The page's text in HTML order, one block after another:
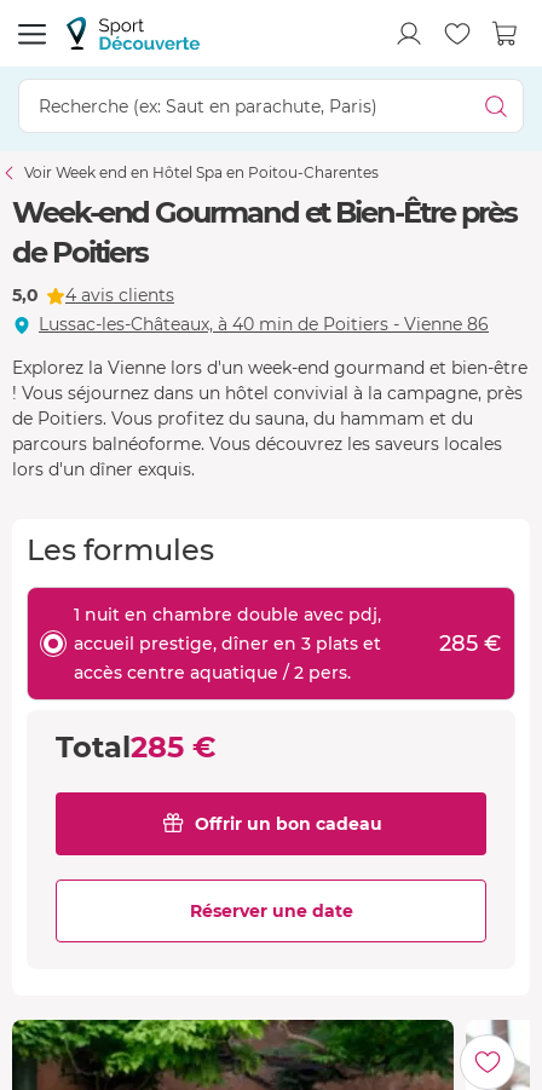
Voir Week end en Hôtel Spa en Poitou-Charentes
Week-end Gourmand et Bien-Être près
de Poitiers
5,0
4 avis clients
Lussac-les-Châteaux, à 40 min de Poitiers - Vienne 86
Explorez la Vienne lors d'un week-end gourmand et bien-être
! Vous séjournez dans un hôtel convivial à la campagne, près
de Poitiers. Vous profitez du sauna, du hammam et du
parcours balnéoforme. Vous découvrez les saveurs locales
lors d'un dîner exquis.
Les formules
1 nuit en chambre double avec pdj,
accueil prestige, dîner en 3 plats et
accès centre aquatique / 2 pers.
285 €
Total285 €
Offrir un bon cadeau
Réserver une date